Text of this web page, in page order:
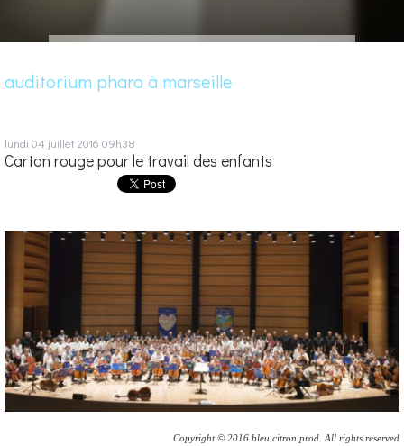
auditorium pharo à marseille
lundi 04 juillet 2016 09h38
Carton rouge pour le travail des enfants
Copyright © 2016 bleu citron prod. All rights reserved